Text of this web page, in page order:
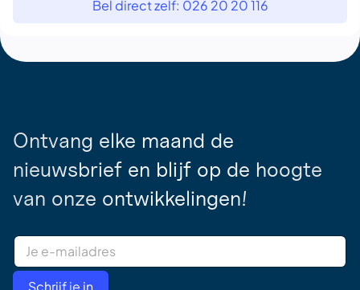
Bel direct zelf: 026 20 20 116
Ontvang elke maand de
nieuwsbrief en blijf op de hoogte
van onze ontwikkelingen!
E
a
Schrijf je in